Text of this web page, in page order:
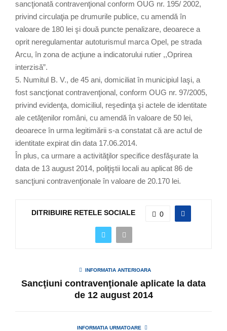
sancţionată contravenţional conform OUG nr. 195/ 2002,
privind circulaţia pe drumurile publice, cu amendă în
valoare de 180 lei şi două puncte penalizare, deoarece a
oprit neregulamentar autoturismul marca Opel, pe strada
Arcu, în zona de acţiune a indicatorului rutier ,,Oprirea
interzisă”.
5. Numitul B. V., de 45 ani, domiciliat în municipiul Iaşi, a
fost sancţionat contravenţional, conform OUG nr. 97/2005,
privind evidenţa, domiciliul, reşedinţa şi actele de identitate
ale cetăţenilor români, cu amendă în valoare de 50 lei,
deoarece în urma legitimării s-a constatat că are actul de
identitate expirat din data 17.06.2014.
În plus, ca urmare a activităţilor specifice desfăşurate la
data de 13 august 2014, poliţiştii locali au aplicat 86 de
sancţiuni contravenţionale în valoare de 20.170 lei.
DITRIBUIRE RETELE SOCIALE 0
INFORMATIA ANTERIOARA
Sancţiuni contravenţionale aplicate la data
de 12 august 2014
INFORMATIA URMATOARE